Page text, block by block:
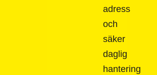
adress
och
säker
daglig
hantering